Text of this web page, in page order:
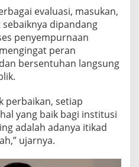
evaluasi, masukan,
dipandang
penyempurnaan
peran
bersentuhan langsung
perbaikan, setiap
yang baik bagi institusi
adalah adanya itikad
ujarnya.